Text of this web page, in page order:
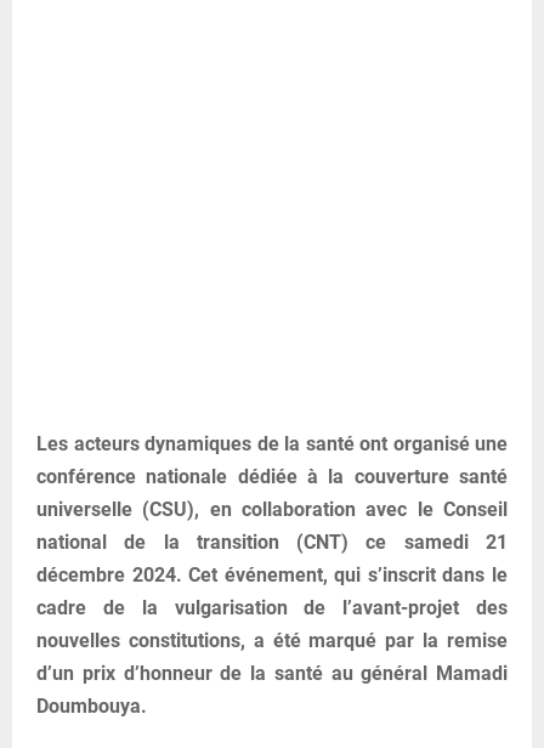
Les acteurs dynamiques de la santé ont organisé une
conférence nationale dédiée à la couverture santé
universelle (CSU), en collaboration avec le Conseil
national de la transition (CNT) ce samedi 21
décembre 2024. Cet événement, qui s’inscrit dans le
cadre de la vulgarisation de l’avant-projet des
nouvelles constitutions, a été marqué par la remise
d’un prix d’honneur de la santé au général Mamadi
Doumbouya.